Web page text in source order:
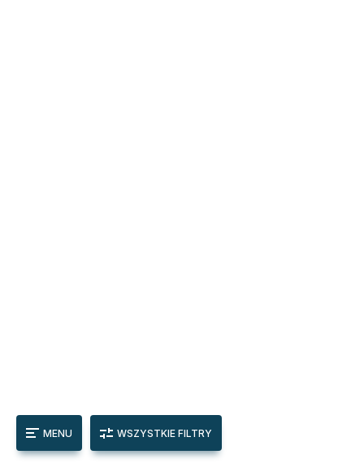
MENU WSZYSTKIE FILTRY